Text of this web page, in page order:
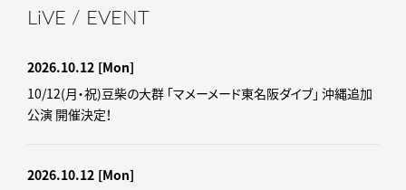
LiVE / EVENT
2026.10.12 [Mon]
10/12(月・祝)豆柴の大群 「マメーメード東名阪ダイブ」 沖縄追加
公演 開催決定！
2026.10.12 [Mon]